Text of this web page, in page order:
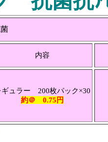
菌
内容
ギュラー 200枚パック×30
約＠ 0.75円